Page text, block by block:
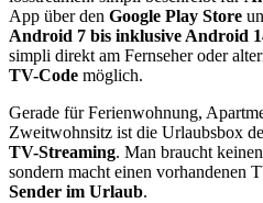
App über den Google Play Store
Android 7 bis inklusive Android
simpli direkt am Fernseher oder
TV-Code möglich.
Gerade für Ferienwohnung,
Zweitwohnsitz ist die Urlaubsbox
TV-Streaming. Man braucht
sondern macht einen vorhandenen
Sender im Urlaub.